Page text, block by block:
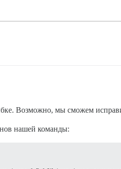
Возможно, мы сможем
нашей команды: